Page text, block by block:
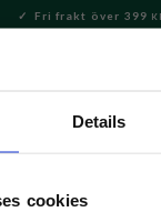
Details
cookies
Fri frakt över 399